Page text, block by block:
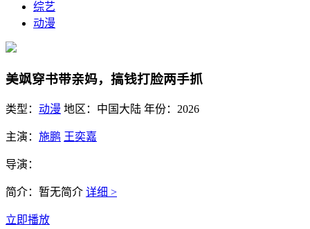
综艺
动漫
美飒穿书带亲妈，搞钱打脸两手抓
类型： 动漫 地区： 中国大陆 年份： 2026
主演： 施鹏 王奕嘉
导演：
简介： 暂无简介 详细 >
立即播放